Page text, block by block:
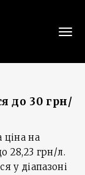
до 30 грн/
ціна на
28,23 грн/л.
у діапазоні